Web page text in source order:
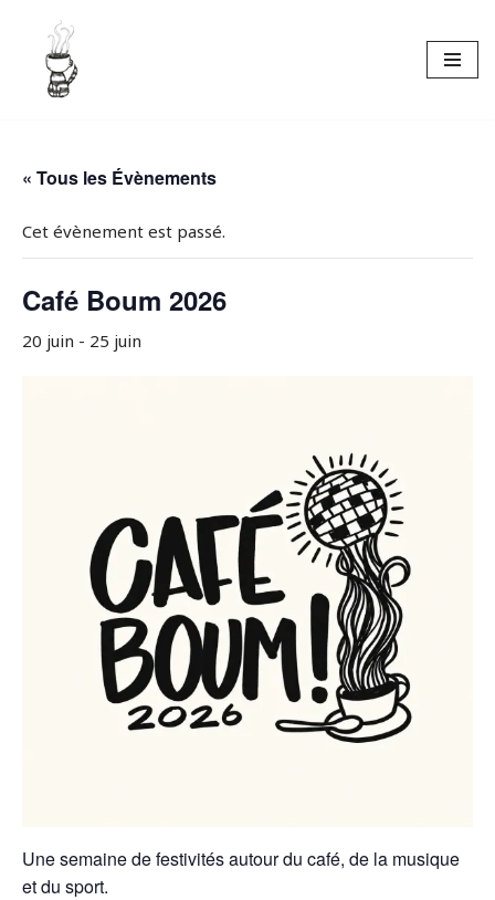
Aller
« Tous les Évènements
Cet évènement est passé.
Café Boum 2026
20 juin - 25 juin
Une semaine de festivités autour du café, de la musique
et du sport.